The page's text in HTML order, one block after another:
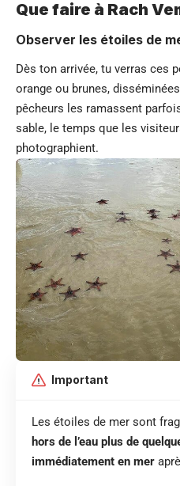
Que faire à Rach
Observer les étoiles de
Dès ton arrivée, tu verras ces
orange ou brunes,
pêcheurs les ramassent
sable, le temps que les
photographient.
Important
Les étoiles de mer sont
hors de l’eau plus de
immédiatement en mer